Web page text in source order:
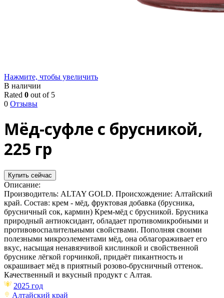
Нажмите, чтобы увеличить
В наличии
Rated 0 out of 5
0 Отзывы
Мёд-суфле с брусникой,
225 гр
Купить сейчас
Описание:
Производитель: ALTAY GOLD. Происхождение: Алтайский
край. Состав: крем - мёд, фруктовая добавка (брусника,
брусничный сок, кармин) Крем-мёд с брусникой. Брусника
природный антиоксидант, обладает противомикробными и
противовоспалительными свойствами. Пополняя своими
полезными микроэлементами мёд, она облагораживает его
вкус, насыщая ненавязчивой кислинкой и свойственной
бруснике лёгкой горчинкой, придаёт пикантность и
окрашивает мёд в приятный розово-брусничный оттенок.
Качественный и вкусный продукт с Алтая.
2025 год
Алтайский край